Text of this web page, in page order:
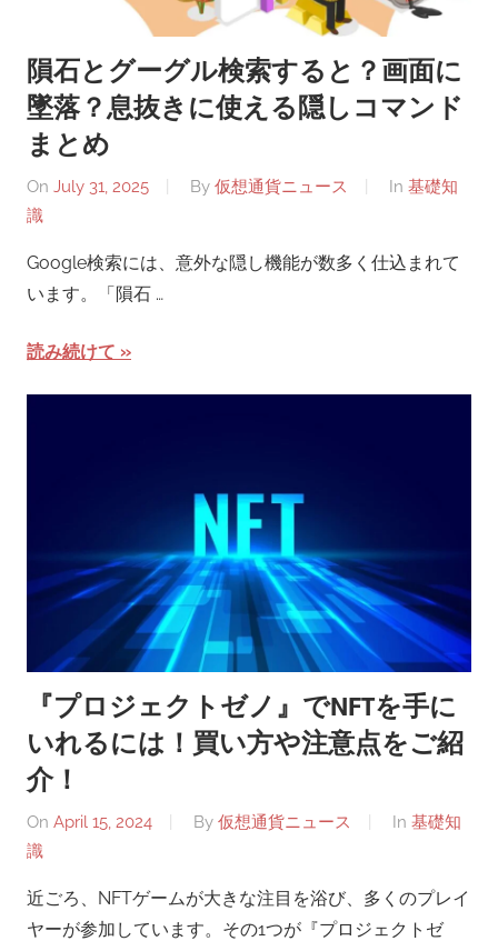
隕石とグーグル検索すると？画面に
墜落？息抜きに使える隠しコマンド
まとめ
On July 31, 2025 By 仮想通貨ニュース In 基礎知
識
Google検索には、意外な隠し機能が数多く仕込まれて
います。「隕石 …
読み続けて
『プロジェクトゼノ』でNFTを手に
いれるには！買い方や注意点をご紹
介！
On April 15, 2024 By 仮想通貨ニュース In 基礎知
識
近ごろ、NFTゲームが大きな注目を浴び、多くのプレイ
ヤーが参加しています。その1つが『プロジェクトゼ